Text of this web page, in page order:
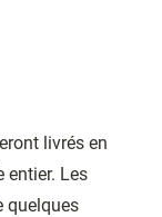
livrés en
entier. Les
quelques